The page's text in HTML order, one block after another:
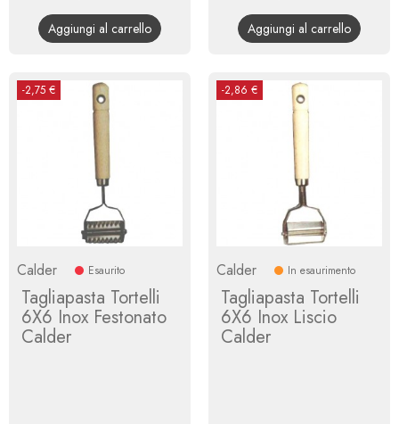
base
Aggiungi al carrello
base
Aggiungi al carrello
-2,75 €
Calder Esaurito
Tagliapasta Tortelli
6X6 Inox Festonato
Calder
-2,86 €
Calder In esaurimento
Tagliapasta Tortelli
6X6 Inox Liscio
Calder